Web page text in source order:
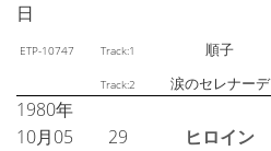
日
ETP-10747 Track:1 順子
Track:2 涙のセレナーデ
1980年
10月05
29 ヒロイン